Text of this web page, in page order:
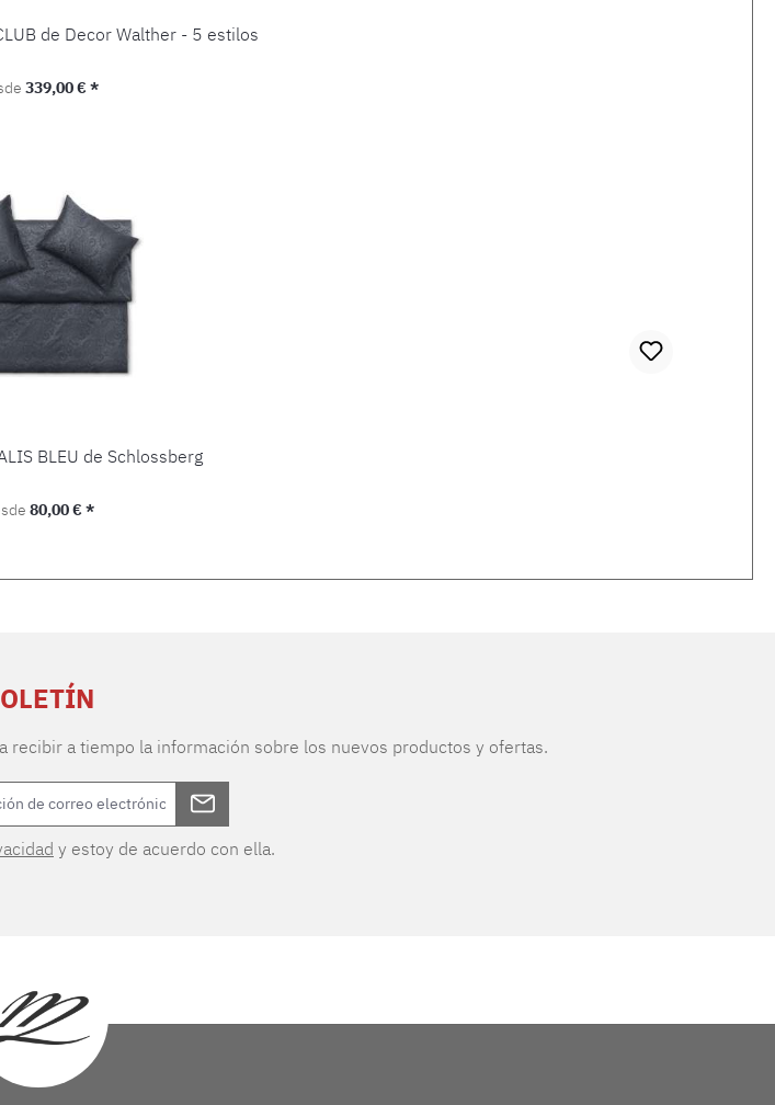
de Decor Walther - 5 estilos
normal:
339,00 € *
BLEU de Schlossberg
normal:
80,00 € *
a tiempo la información sobre los nuevos productos y ofertas.
y estoy de acuerdo con ella.